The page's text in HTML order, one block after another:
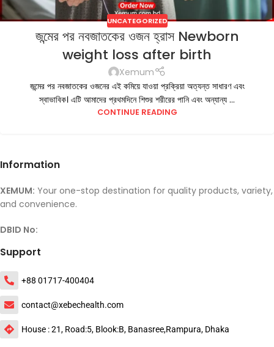
UNCATEGORIZED
জন্মের পর নবজাতকের ওজন হ্রাস Newborn
weight loss after birth
Xemum
জন্মের পর নবজাতকের ওজনের এই কমিয়ে যাওয়া প্রক্রিয়া অত্যন্ত সাধারণ এবং
স্বাভাবিক। এটি আমাদের প্রথমদিনে শিশুর শরীরের পানি এবং অন্যান্য ...
CONTINUE READING
Information
XEMUM: Your one-stop destination for quality products, variety,
and convenience.
DBID No:
Support
+88 01717-400404
contact@xebechealth.com
House : 21, Road:5, Blook:B, Banasree,Rampura, Dhaka